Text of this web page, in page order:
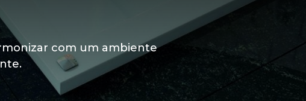
com um ambiente